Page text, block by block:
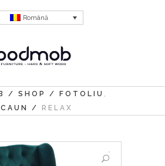
Română
/ SHOP / FOTOLIU ,
/ RELAX